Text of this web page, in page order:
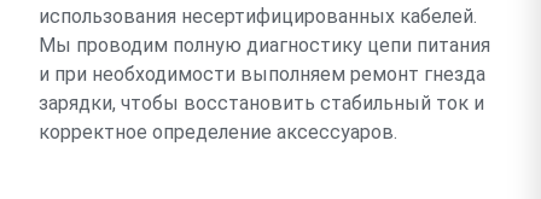
использования несертифицированных кабелей.
Мы проводим полную диагностику цепи питания
и при необходимости выполняем ремонт гнезда
зарядки, чтобы восстановить стабильный ток и
корректное определение аксессуаров.